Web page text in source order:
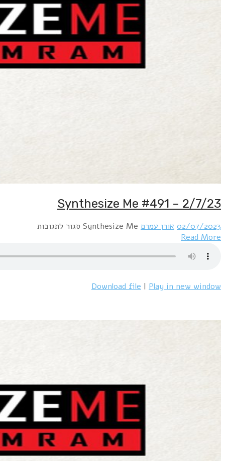
Synthesize Me #491 – 2/7/23
02/07/2023 אורן עמרם Synthesize Me סגור לתגובותעל
#491
Read More
Download file | Play in new window